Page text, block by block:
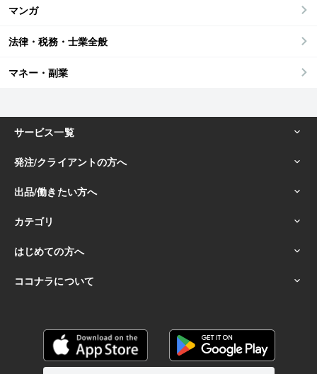
マンガ
法律・税務・士業全般
マネー・副業